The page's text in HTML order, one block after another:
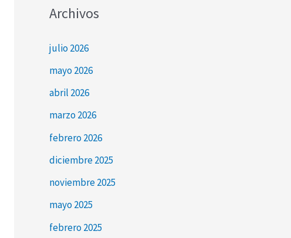
Archivos
julio 2026
mayo 2026
abril 2026
marzo 2026
febrero 2026
diciembre 2025
noviembre 2025
mayo 2025
febrero 2025